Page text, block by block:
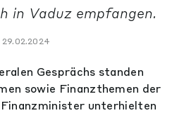
in Vaduz empfangen.
29.02.2024
Gesprächs standen
sowie Finanzthemen der
unterhielten